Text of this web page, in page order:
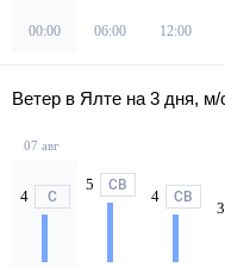
00:00 06:00 12:00
Ветер в Ялте на 3 дня, м/с
07 авг
4 С
5 СВ
4 СВ
3